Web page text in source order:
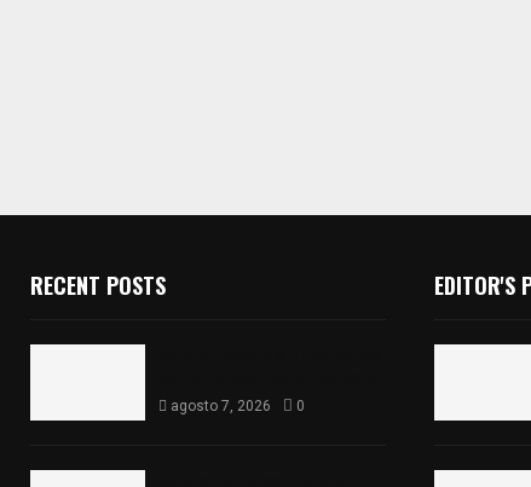
RECENT POSTS
agosto 7, 2026 0
EDITOR'S